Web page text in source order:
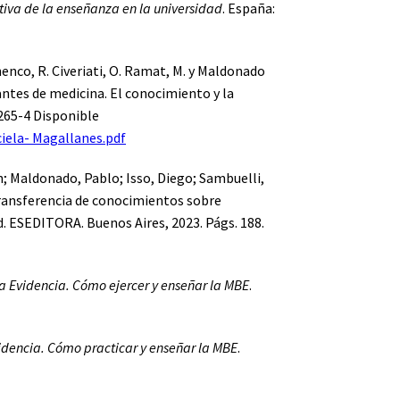
de la enseñanza en la universidad. España:
R. Civeriati, O. Ramat, M. y Maldonado
de medicina. El conocimiento y la
4 Disponible
Magallanes.pdf
Maldonado, Pablo; Isso, Diego; Sambuelli,
de conocimientos sobre
Buenos Aires, 2023. Págs. 188.
Cómo ejercer y enseñar la MBE.
Cómo practicar y enseñar la MBE.